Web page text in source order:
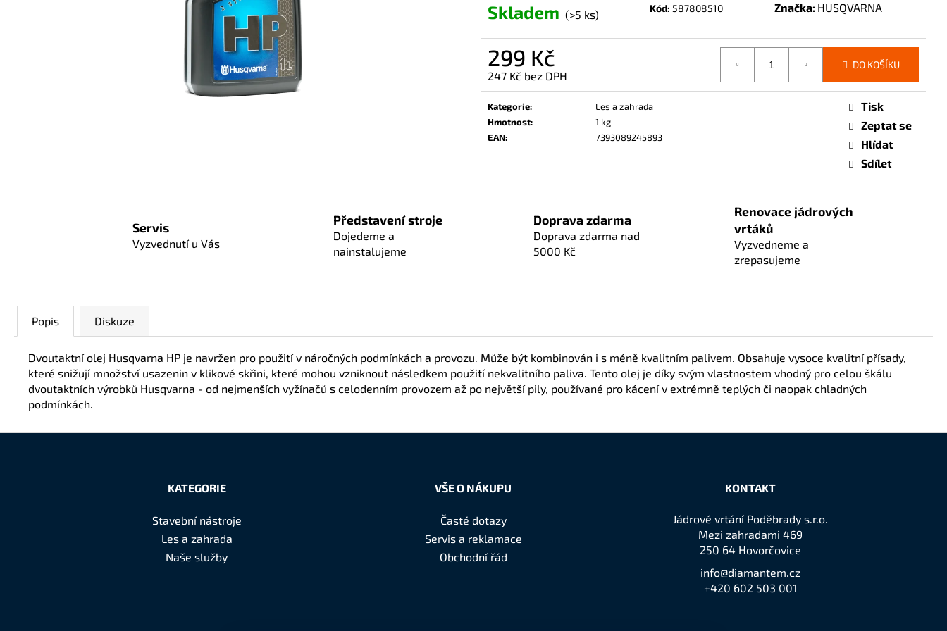
Skladem (>5 ks) Kód: 587808510 Značka: HUSQVARNA
299 Kč
247 Kč bez DPH
Měrná
cena:
DO KOŠÍKU
Kategorie:
Les a zahrada
Hmotnost:
1 kg
EAN: 7393089245893
Tisk
Zeptat se
Hlídat
Sdílet
Servis
Vyzvednutí u Vás
Představení stroje
Dojedeme a
nainstalujeme
Doprava zdarma
Doprava zdarma nad
5000 Kč
Renovace jádrových
vrtáků
Vyzvedneme a
zrepasujeme
Popis Diskuze
Dvoutaktní olej Husqvarna HP je navržen pro použití v náročných podmínkách a provozu. Může být kombinován i s méně kvalitním palivem. Obsahuje vysoce kvalitní přísady,
které snižují množství usazenin v klikové skříni, které mohou vzniknout následkem použití nekvalitního paliva. Tento olej je díky svým vlastnostem vhodný pro celou škálu
dvoutaktních výrobků Husqvarna - od nejmenších vyžínačů s celodenním provozem až po největší pily, používané pro kácení v extrémně teplých či naopak chladných
podmínkách.
KATEGORIE
Stavební nástroje
Les a zahrada
Naše služby
VŠE O NÁKUPU
Časté dotazy
Servis a reklamace
Obchodní řád
KONTAKT
Jádrové vrtání Poděbrady s.r.o.
Mezi zahradami 469
250 64 Hovorčovice
info@diamantem.cz
+420 602 503 001